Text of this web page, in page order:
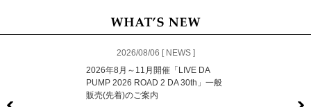
2026/08/06 [ NEWS ]
2026年8月～11月開催「LIVE DA
PUMP 2026 ROAD 2 DA 30th」一般
販売(先着)のご案内